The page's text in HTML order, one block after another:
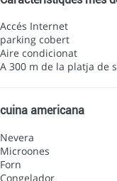
Accés Internet
parking cobert
Aire condicionat
A 300 m de la platja de
cuina americana
Nevera
Microones
Forn
Congelador